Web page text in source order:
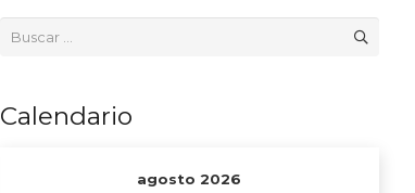
Calendario
agosto 2026